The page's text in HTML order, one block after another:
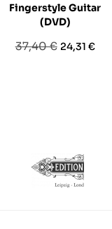
Fingerstyle Guitar
(DVD)
Prezzo
37,40 € Prezzo
24,31 €